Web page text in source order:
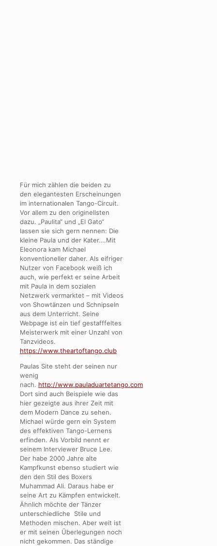
Für mich zählen die beiden zu
den elegantesten Erscheinungen
im internationalen Tango-Circuit.
Vor allem zu den originellsten
dazu. „Paulita“ und „El Gato“
lassen sie sich gern nennen: Die
kleine Paula und der Kater….Mit
Eleonora kam Michael
konventioneller daher. Als eifriger
Nutzer von Facebook weiß ich
auch, wie perfekt er seine Arbeit
mit Paula in dem sozialen
Netzwerk vermarktet – mit Videos
von Showtänzen und Schnipseln
aus dem Unterricht. Seine
Webpage ist ein tief gestafffeltes
Meisterwerk mit einer Unzahl von
Tanzvideos.
https://www.theartoftango.club
Paulas Site steht der seinen nur
wenig
nach. http://www.pauladuartetango.com
Dort sind auch Beispiele wie das
hier gezeigte aus ihrer Zeit mit
dem Modern Dance zu sehen.
Michael würde gern ein System
des effektiven Tango-Lernens
erfinden. Als Vorbild nennt er
seinem Interviewer Bruce Lee.
Der habe 2000 Jahre alte
Kampfkunst ebenso studiert wie
den den Stil des Boxers
Muhammad Ali. Daraus habe er
seine Art zu Kämpfen entwickelt.
Ähnlich möchte der Tänzer
unterschiedliche Stile und
Methoden mischen. Aber weit ist
er mit seinen Überlegungen noch
nicht gekommen. Das ständige